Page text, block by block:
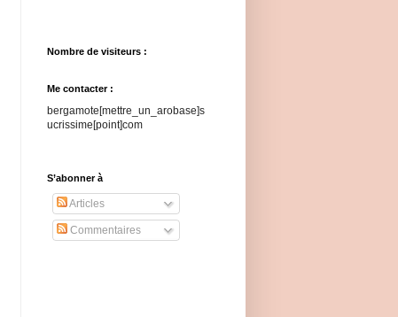
Nombre de visiteurs :
Me contacter :
bergamote[mettre_un_arobase]s
ucrissime[point]com
S’abonner à
Articles
Commentaires